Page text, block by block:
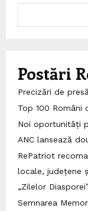
Postări
Precizări de presă
Top 100 Români
Noi oportunități
ANC lansează
RePatriot
locale, județene
„Zilelor
Semnarea